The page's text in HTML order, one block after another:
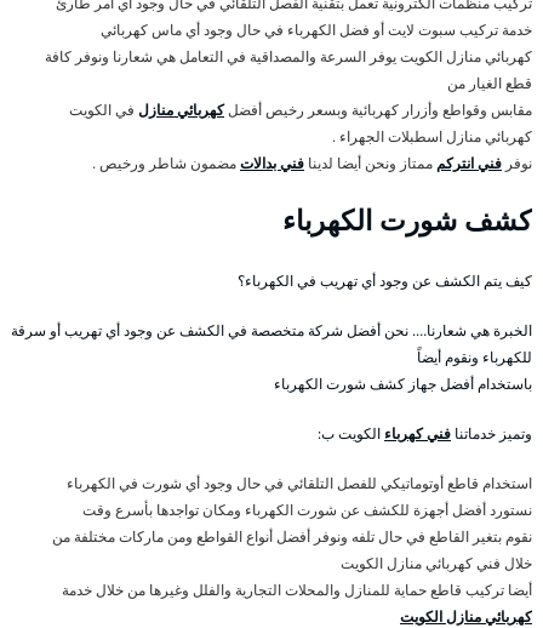
خدمة تركيب سبوت لايت أو فضل الكهرباء في حال وجود أي ماس كهربائي
كهربائي منازل الكويت يوفر السرعة والمصداقية في التعامل هي شعارنا ونوفر كافة
قطع الغيار من
مقابس وقواطع وأزرار كهربائية وبسعر رخيص أفضلكهربائي منازل في الكويت
كهربائي منازل اسطبلات الجهراء .
نوفر فني انتركم ممتاز ونحن أيضا لدينا فني بدالاتمضمون شاطر ورخيص .
كشف شورت الكهرباء
كيف يتم الكشف عن وجود أي تهريب في الكهرباء؟
الخبرة هي شعارنا…. نحن أفضل شركة متخصصة في الكشف عن وجود أي تهريب أو سرقة
للكهرباء ونقوم أيضاً
باستخدام أفضل جهاز كشف شورت الكهرباء
وتميز خدماتنا فني كهرباء الكويت ب:
استخدام قاطع أوتوماتيكي للفصل التلقائي في حال وجود أي شورت في الكهرباء
نستورد أفضل أجهزة للكشف عن شورت الكهرباء ومكان تواجدها بأسرع وقت
نقوم بتغير القاطع في حال تلفه ونوفر أفضل أنواع القواطع ومن ماركات مختلفة من
خلال فني كهربائي منازل الكويت
أيضا تركيب قاطع حماية للمنازل والمحلات التجارية والفلل وغيرها من خلال خدمة
كهربائي منازل الكويت